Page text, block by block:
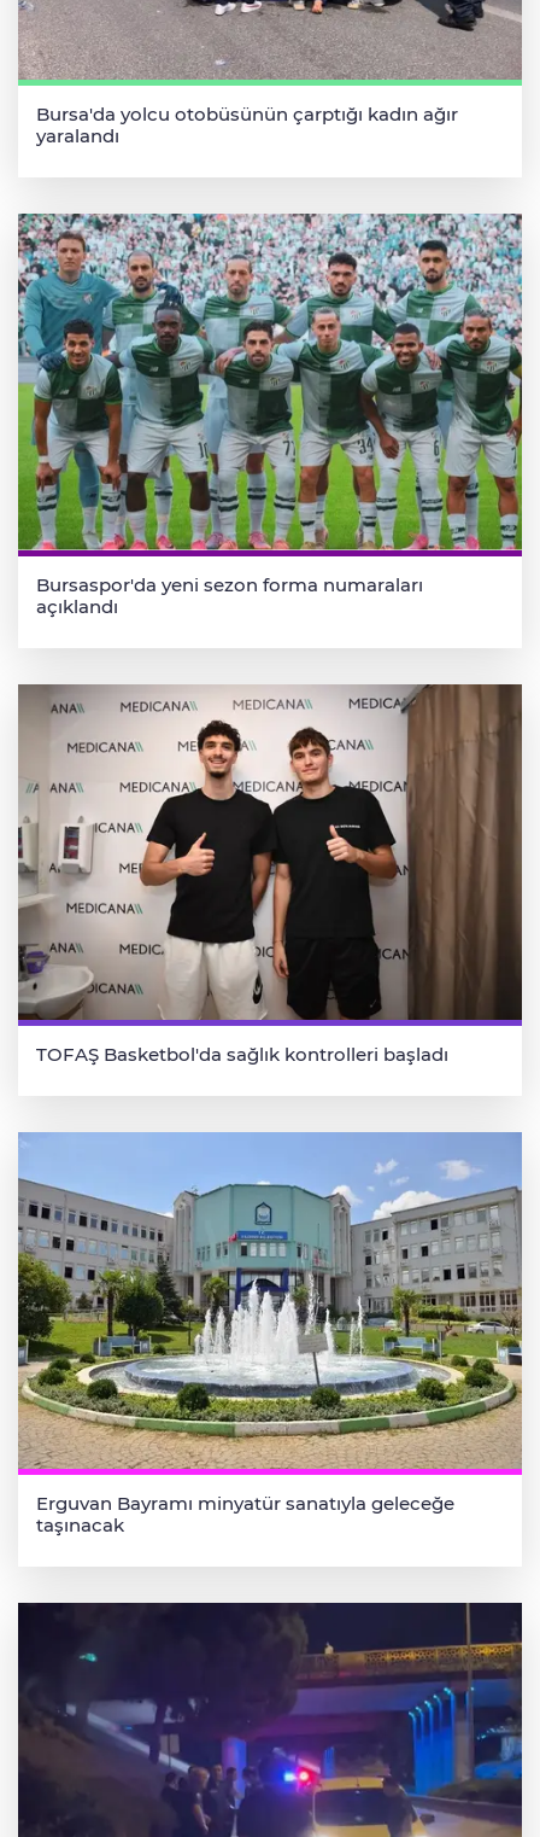
Bursa'da yolcu otobüsünün çarptığı kadın ağır
yaralandı
Bursaspor'da yeni sezon forma numaraları
açıklandı
TOFAŞ Basketbol'da sağlık kontrolleri başladı
Erguvan Bayramı minyatür sanatıyla geleceğe
taşınacak